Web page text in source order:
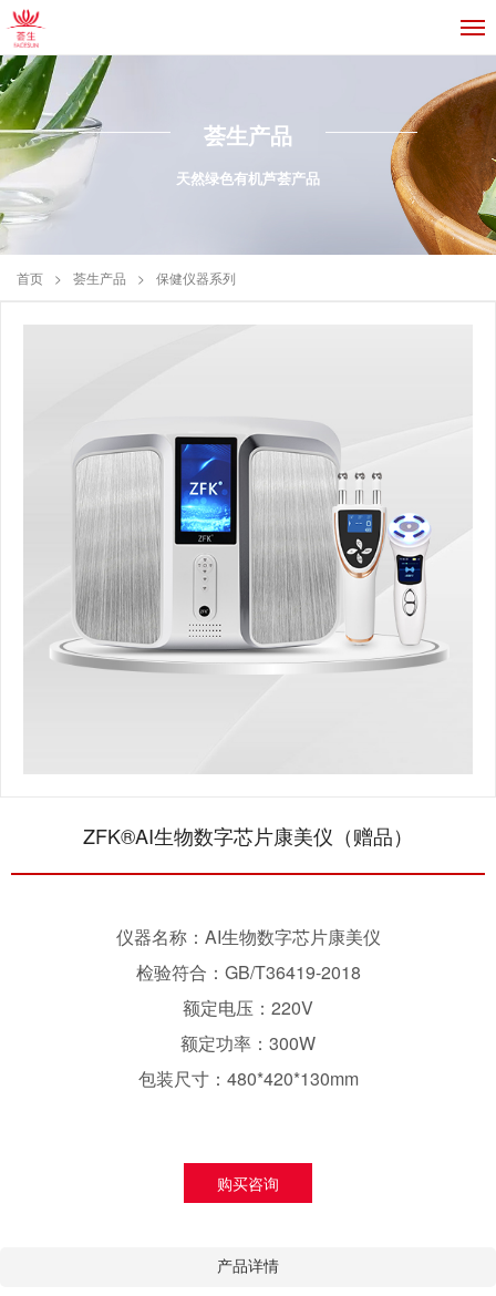
荟生产品
天然绿色有机芦荟产品
首页 > 荟生产品 > 保健仪器系列
ZFK®AI生物数字芯片康美仪（赠品）
仪器名称：AI生物数字芯片康美仪
检验符合：GB/T36419-2018
额定电压：220V
额定功率：300W
包装尺寸：480*420*130mm
购买咨询
产品详情